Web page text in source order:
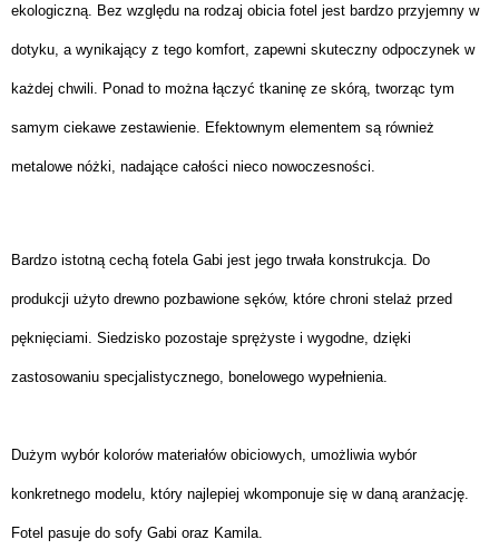
ekologiczną. Bez względu na rodzaj obicia fotel jest bardzo przyjemny w
dotyku, a wynikający z tego komfort, zapewni skuteczny odpoczynek w
każdej chwili. Ponad to można łączyć tkaninę ze skórą, tworząc tym
samym ciekawe zestawienie. Efektownym elementem są również
metalowe nóżki, nadające całości nieco nowoczesności.
Bardzo istotną cechą fotela Gabi jest jego trwała konstrukcja. Do
produkcji użyto drewno pozbawione sęków, które chroni stelaż przed
pęknięciami. Siedzisko pozostaje sprężyste i wygodne, dzięki
zastosowaniu specjalistycznego, bonelowego wypełnienia.
Dużym wybór kolorów materiałów obiciowych, umożliwia wybór
konkretnego modelu, który najlepiej wkomponuje się w daną aranżację.
Fotel pasuje do sofy Gabi oraz Kamila.